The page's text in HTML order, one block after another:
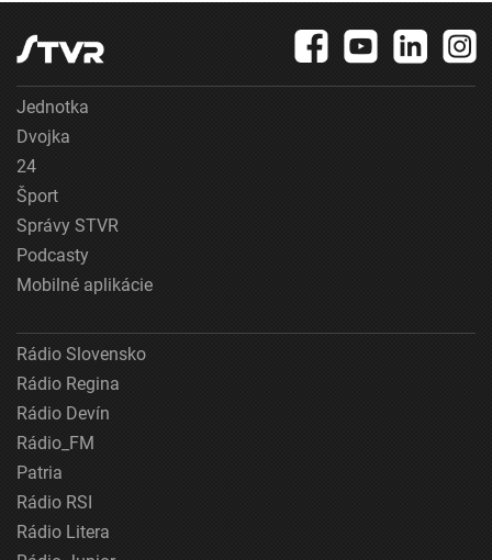
Jednotka
Dvojka
24
Šport
Správy STVR
Podcasty
Mobilné aplikácie
Rádio Slovensko
Rádio Regina
Rádio Devín
Rádio_FM
Patria
Rádio RSI
Rádio Litera